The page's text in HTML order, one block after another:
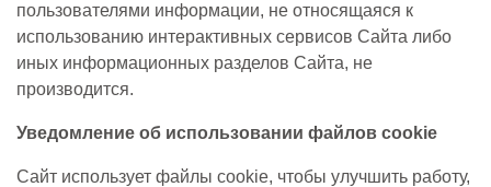
пользователями информации, не относящаяся к
использованию интерактивных сервисов Сайта либо
иных информационных разделов Сайта, не
производится.
Уведомление об использовании файлов cookie
Сайт использует файлы cookie, чтобы улучшить работу,